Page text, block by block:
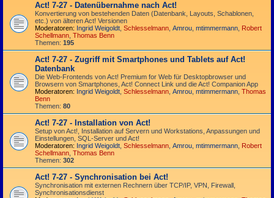
Act! 7-27 - Datenübernahme nach Act!
Konvertierung von bestehenden Daten (Datenbank, Layouts, Schablonen,
etc.) von älteren Act! Versionen
Moderatoren: Ingrid Weigoldt Schlesselmann Amrou mtimmermann Robert
Schellmann Thomas Benn
Themen: 195
Act! 7-27 - Zugriff mit Smart­phones und Tablets auf Act!
Datenbank
Die Web-Frontends von Act! Premium for Web für Desktop­browser und
Browsern von Smart­phones, Act! Connect Link und die Act! Companion App
Moderatoren: Ingrid Weigoldt Schlesselmann Amrou mtimmermann Thomas
Benn
Themen: 80
Act! 7-27 - Installation von Act!
Setup von Act!, Installation auf Servern und Workstations, Anpassungen und
Einstellungen, SQL-Server und Act!
Moderatoren: Ingrid Weigoldt Schlesselmann Amrou mtimmermann Robert
Schellmann Thomas Benn
Themen: 302
Act! 7-27 - Synchronisation bei Act!
Synchro­nisation mit externen Rechnern über TCP/IP, VPN, Firewall,
Synchroni­sations­dienst